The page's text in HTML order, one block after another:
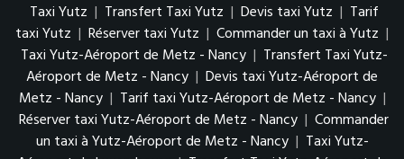
Taxi Yutz | Transfert Taxi Yutz | Devis taxi Yutz | Tarif
taxi Yutz | Réserver taxi Yutz | Commander un taxi à Yutz |
Taxi Yutz-Aéroport de Metz - Nancy | Transfert Taxi Yutz-
Aéroport de Metz - Nancy | Devis taxi Yutz-Aéroport de
Metz - Nancy | Tarif taxi Yutz-Aéroport de Metz - Nancy |
Réserver taxi Yutz-Aéroport de Metz - Nancy | Commander
un taxi à Yutz-Aéroport de Metz - Nancy | Taxi Yutz-